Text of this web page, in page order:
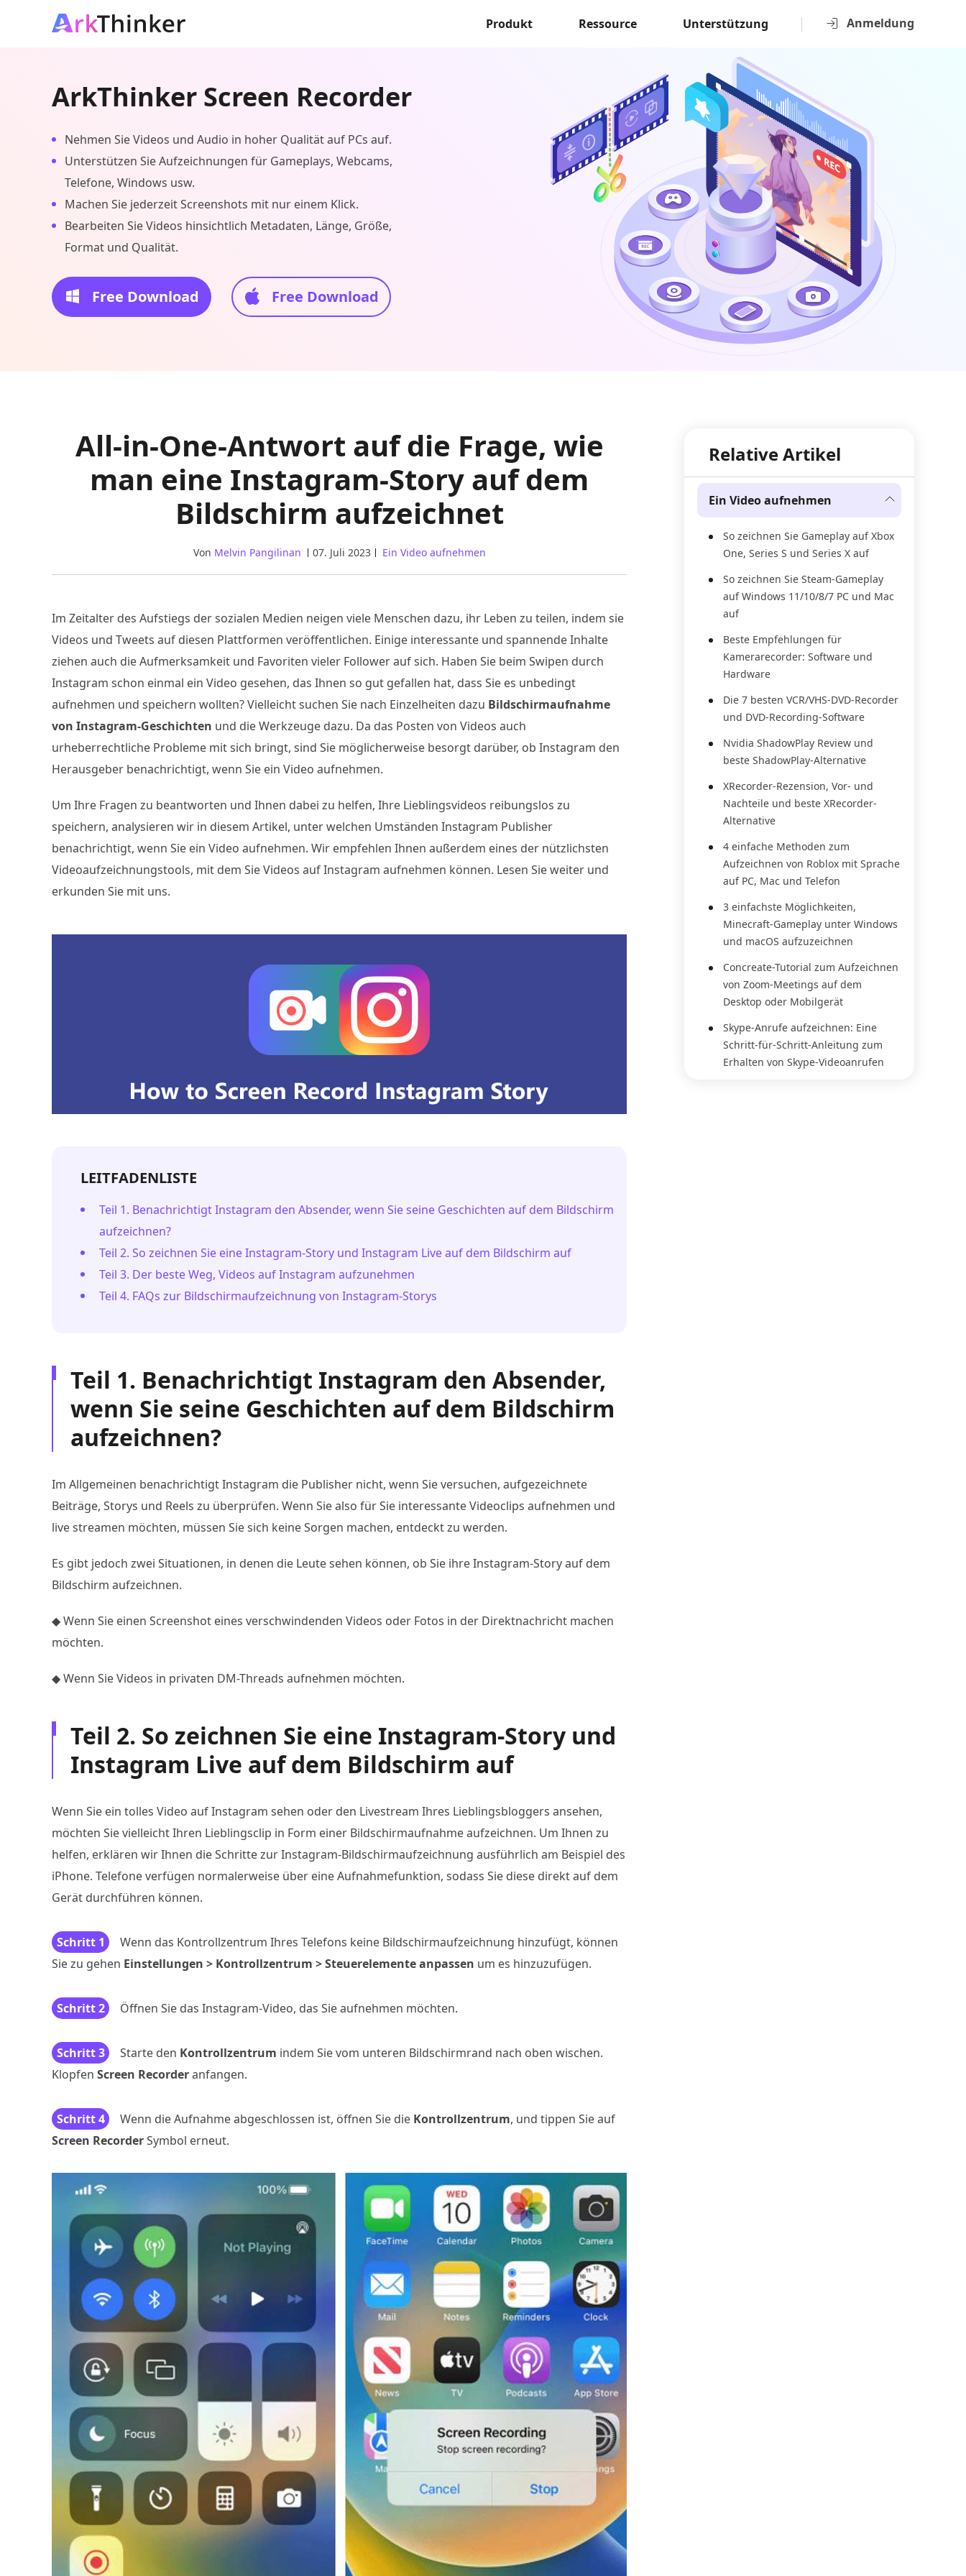
Anmeldung
Produkt Ressource Unterstützung
ArkThinker Screen Recorder
Nehmen Sie Videos und Audio in hoher Qualität auf PCs auf.
Unterstützen Sie Aufzeichnungen für Gameplays, Webcams,
Telefone, Windows usw.
Machen Sie jederzeit Screenshots mit nur einem Klick.
Bearbeiten Sie Videos hinsichtlich Metadaten, Länge, Größe,
Format und Qualität.
Free Download Free Download
All-in-One-Antwort auf die Frage, wie
man eine Instagram-Story auf dem
Bildschirm aufzeichnet
Von Melvin Pangilinan 07. Juli 2023 Ein Video aufnehmen
Im Zeitalter des Aufstiegs der sozialen Medien neigen viele Menschen dazu, ihr Leben zu teilen, indem sie
Videos und Tweets auf diesen Plattformen veröffentlichen. Einige interessante und spannende Inhalte
ziehen auch die Aufmerksamkeit und Favoriten vieler Follower auf sich. Haben Sie beim Swipen durch
Instagram schon einmal ein Video gesehen, das Ihnen so gut gefallen hat, dass Sie es unbedingt
aufnehmen und speichern wollten? Vielleicht suchen Sie nach Einzelheiten dazu Bildschirmaufnahme
von Instagram-Geschichten und die Werkzeuge dazu. Da das Posten von Videos auch
urheberrechtliche Probleme mit sich bringt, sind Sie möglicherweise besorgt darüber, ob Instagram den
Herausgeber benachrichtigt, wenn Sie ein Video aufnehmen.
Um Ihre Fragen zu beantworten und Ihnen dabei zu helfen, Ihre Lieblingsvideos reibungslos zu
speichern, analysieren wir in diesem Artikel, unter welchen Umständen Instagram Publisher
benachrichtigt, wenn Sie ein Video aufnehmen. Wir empfehlen Ihnen außerdem eines der nützlichsten
Videoaufzeichnungstools, mit dem Sie Videos auf Instagram aufnehmen können. Lesen Sie weiter und
erkunden Sie mit uns.
LEITFADENLISTE
Teil 1. Benachrichtigt Instagram den Absender, wenn Sie seine Geschichten auf dem Bildschirm
aufzeichnen?
Teil 2. So zeichnen Sie eine Instagram-Story und Instagram Live auf dem Bildschirm auf
Teil 3. Der beste Weg, Videos auf Instagram aufzunehmen
Teil 4. FAQs zur Bildschirmaufzeichnung von Instagram-Storys
Teil 1. Benachrichtigt Instagram den Absender,
wenn Sie seine Geschichten auf dem Bildschirm
aufzeichnen?
Im Allgemeinen benachrichtigt Instagram die Publisher nicht, wenn Sie versuchen, aufgezeichnete
Beiträge, Storys und Reels zu überprüfen. Wenn Sie also für Sie interessante Videoclips aufnehmen und
live streamen möchten, müssen Sie sich keine Sorgen machen, entdeckt zu werden.
Es gibt jedoch zwei Situationen, in denen die Leute sehen können, ob Sie ihre Instagram-Story auf dem
Bildschirm aufzeichnen.
◆ Wenn Sie einen Screenshot eines verschwindenden Videos oder Fotos in der Direktnachricht machen
möchten.
◆ Wenn Sie Videos in privaten DM-Threads aufnehmen möchten.
Teil 2. So zeichnen Sie eine Instagram-Story und
Instagram Live auf dem Bildschirm auf
Wenn Sie ein tolles Video auf Instagram sehen oder den Livestream Ihres Lieblingsbloggers ansehen,
möchten Sie vielleicht Ihren Lieblingsclip in Form einer Bildschirmaufnahme aufzeichnen. Um Ihnen zu
helfen, erklären wir Ihnen die Schritte zur Instagram-Bildschirmaufzeichnung ausführlich am Beispiel des
iPhone. Telefone verfügen normalerweise über eine Aufnahmefunktion, sodass Sie diese direkt auf dem
Gerät durchführen können.
Schritt 1
Wenn das Kontrollzentrum Ihres Telefons keine Bildschirmaufzeichnung hinzufügt, können
Sie zu gehen Einstellungen > Kontrollzentrum > Steuerelemente anpassen um es hinzuzufügen.
Schritt 2 Öffnen Sie das Instagram-Video, das Sie aufnehmen möchten.
Schritt 3 Starte den Kontrollzentrum indem Sie vom unteren Bildschirmrand nach oben wischen.
Klopfen Screen Recorderanfangen.
Schritt 4 Wenn die Aufnahme abgeschlossen ist, öffnen Sie die Kontrollzentrum, und tippen Sie auf
Screen RecorderSymbol erneut.
Relative Artikel
Ein Video aufnehmen
So zeichnen Sie Gameplay auf Xbox
One, Series S und Series X auf
So zeichnen Sie Steam-Gameplay
auf Windows 11/10/8/7 PC und Mac
auf
Beste Empfehlungen für
Kamerarecorder: Software und
Hardware
Die 7 besten VCR/VHS-DVD-Recorder
und DVD-Recording-Software
Nvidia ShadowPlay Review und
beste ShadowPlay-Alternative
XRecorder-Rezension, Vor- und
Nachteile und beste XRecorder-
Alternative
4 einfache Methoden zum
Aufzeichnen von Roblox mit Sprache
auf PC, Mac und Telefon
3 einfachste Möglichkeiten,
Minecraft-Gameplay unter Windows
und macOS aufzuzeichnen
Concreate-Tutorial zum Aufzeichnen
von Zoom-Meetings auf dem
Desktop oder Mobilgerät
Skype-Anrufe aufzeichnen: Eine
Schritt-für-Schritt-Anleitung zum
Erhalten von Skype-Videoanrufen